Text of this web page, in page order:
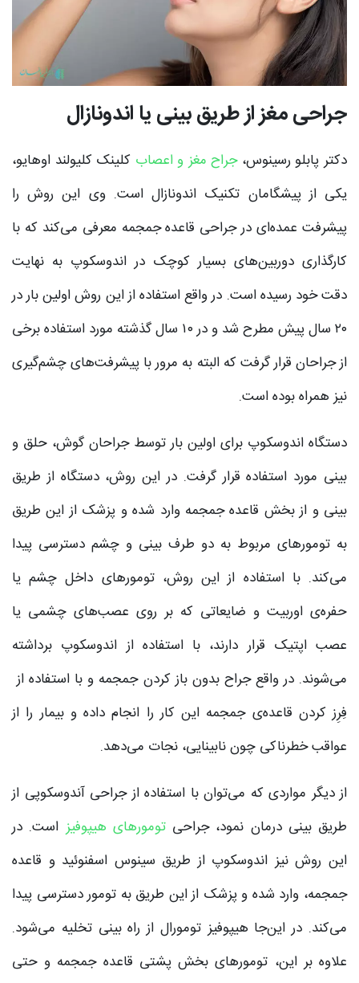
جراحی مغز از طریق بینی یا اندونازال
دکتر پابلو رسینوس،جراح مغز و اعصاب کلینک کلیولند اوهایو،
یکی از پیشگامان تکنیک اندونازال است. وی این روش را
پیشرفت عمده‌ای در جراحی قاعده جمجمه معرفی می‌کند که با
کارگذاری دوربین‌های بسیار کوچک در اندوسکوپ به نهایت
دقت خود رسیده است. در واقع استفاده از این روش اولین بار در
۲۰ سال پیش مطرح شد و در ۱۰ سال گذشته مورد استفاده برخی
از جراحان قرار گرفت که البته به مرور با پیشرفت‌های چشم‌گیری
نیز همراه بوده است.
دستگاه اندوسکوپ برای اولین بار توسط جراحان گوش، حلق و
بینی مورد استفاده قرار گرفت. در این روش، دستگاه از طریق
بینی و از بخش قاعده جمجمه وارد شده و پزشک از این طریق
به تومورهای مربوط به دو طرف بینی و چشم دسترسی پیدا
می‌کند. با استفاده از این روش، تومورهای داخل چشم یا
حفره‌ی اوربیت و ضایعاتی که بر روی عصب‌های چشمی یا
عصب اپتیک قرار دارند، با استفاده از اندوسکوپ برداشته
می‌شوند. در واقع جراح بدون باز کردن جمجمه و با استفاده از
فِرِز کردن قاعده‌ی جمجمه این کار را انجام داده و بیمار را از
عواقب خطرناکی چون نابینایی، نجات می‌دهد.
از دیگر مواردی که می‌توان با استفاده از جراحی آندوسکوپی از
طریق بینی درمان نمود، جراحیتومورهای هیپوفیز است. در
این روش نیز اندوسکوپ از طریق سینوس اسفنوئید و قاعده
جمجمه، وارد شده و پزشک از این طریق به تومور دسترسی پیدا
می‌کند. در این‌جا هیپوفیز تومورال از راه بینی تخلیه می‌شود.
علاوه بر این، تومورهای بخش پشتی قاعده جمجمه و حتی